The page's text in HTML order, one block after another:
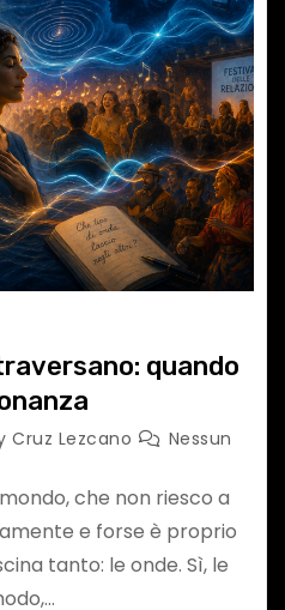
quando
Cruz Lezcano
Nessun
che non riesco a
e forse è proprio
tanto: le onde. Sì, le